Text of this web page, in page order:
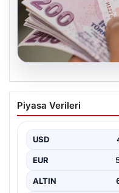
Bayram
2026 Kurban
Piyasa Verileri
USD
EUR
ALTIN